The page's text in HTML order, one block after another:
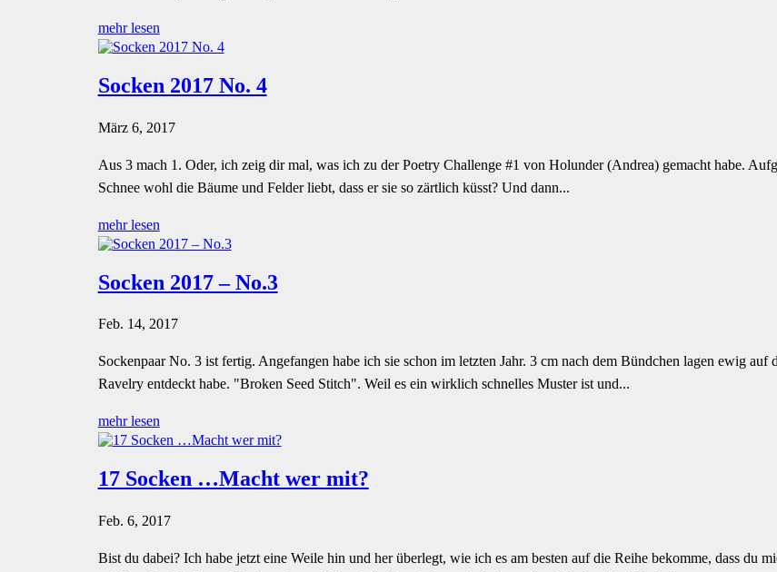
mehr lesen
Socken 2017 No. 4
März 6, 2017
Aus 3 mach 1. Oder, ich zeig dir mal, was ich zu der Poetry Challenge #1 von Holunder (Andrea) gemacht habe.
Schnee wohl die Bäume und Felder liebt, dass er sie so zärtlich küsst? Und dann...
mehr lesen
Socken 2017 – No.3
Feb. 14, 2017
Sockenpaar No. 3 ist fertig. Angefangen habe ich sie schon im letzten Jahr. 3 cm nach dem Bündchen lagen ewig auf
Ravelry entdeckt habe. "Broken Seed Stitch". Weil es ein wirklich schnelles Muster ist und...
mehr lesen
17 Socken …Macht wer mit?
Feb. 6, 2017
Bist du dabei? Ich habe jetzt eine Weile hin und her überlegt, wie ich es am besten auf die Reihe bekomme, dass du